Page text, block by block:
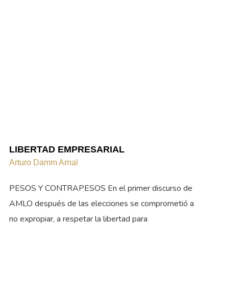
LIBERTAD EMPRESARIAL
Arturo Damm Arnal
PESOS Y CONTRAPESOS En el primer discurso de
AMLO después de las elecciones se comprometió a
no expropiar, a respetar la libertad para